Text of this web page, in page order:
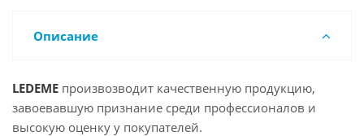
Описание
LEDEME произвозводит качественную продукцию,
завоевавшую признание среди профессионалов и
высокую оценку у покупателей.